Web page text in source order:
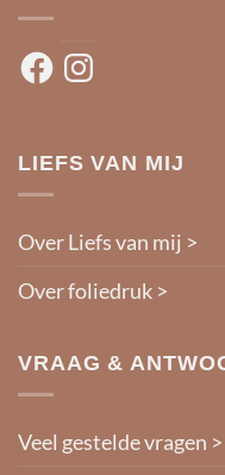
FacebookInstagram
LIEFS VAN MIJ
Over Liefs van mij >
Over foliedruk >
VRAAG &
Veel gestelde vragen >